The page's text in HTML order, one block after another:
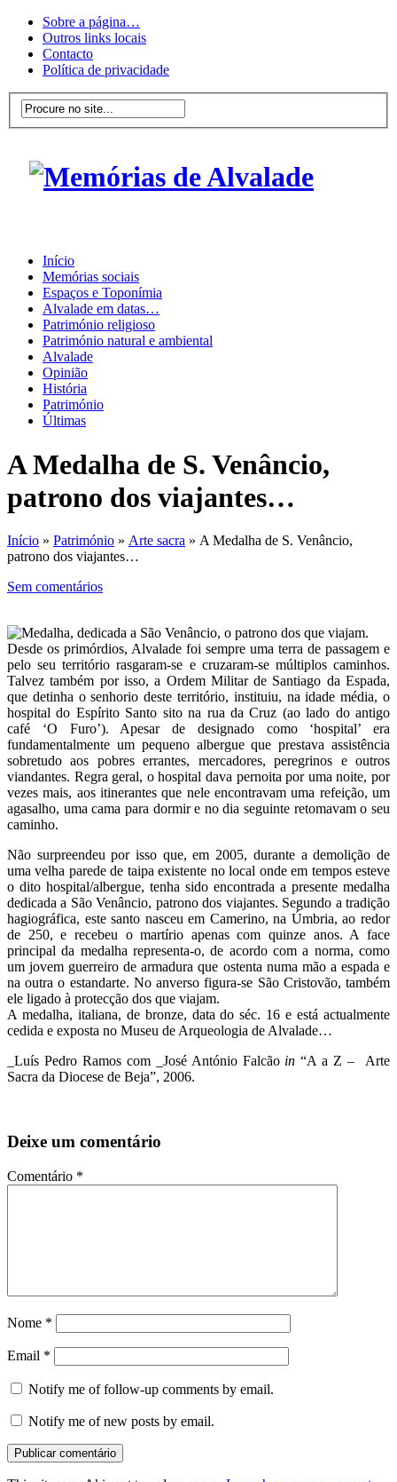
Sobre a página…
Outros links locais
Contacto
Política de privacidade
Início
Memórias sociais
Espaços e Toponímia
Alvalade em datas…
Património religioso
Património natural e ambiental
Alvalade
Opinião
História
Património
Últimas
A Medalha de S. Venâncio,
patrono dos viajantes…
Início » Património » Arte sacra » A Medalha de S. Venâncio,
patrono dos viajantes…
Sem comentários
Desde os primórdios, Alvalade foi sempre uma terra de passagem e
pelo seu território rasgaram-se e cruzaram-se múltiplos caminhos.
Talvez também por isso, a Ordem Militar de Santiago da Espada,
que detinha o senhorio deste território, instituiu, na idade média, o
hospital do Espírito Santo sito na rua da Cruz (ao lado do antigo
café ‘O Furo’). Apesar de designado como ‘hospital’ era
fundamentalmente um pequeno albergue que prestava assistência
sobretudo aos pobres errantes, mercadores, peregrinos e outros
viandantes. Regra geral, o hospital dava pernoita por uma noite, por
vezes mais, aos itinerantes que nele encontravam uma refeição, um
agasalho, uma cama para dormir e no dia seguinte retomavam o seu
caminho.
Não surpreendeu por isso que, em 2005, durante a demolição de
uma velha parede de taipa existente no local onde em tempos esteve
o dito hospital/albergue, tenha sido encontrada a presente medalha
dedicada a São Venâncio, patrono dos viajantes. Segundo a tradição
hagiográfica, este santo nasceu em Camerino, na Úmbria, ao redor
de 250, e recebeu o martírio apenas com quinze anos. A face
principal da medalha representa-o, de acordo com a norma, como
um jovem guerreiro de armadura que ostenta numa mão a espada e
na outra o estandarte. No anverso figura-se São Cristovão, também
ele ligado à protecção dos que viajam.
A medalha, italiana, de bronze, data do séc. 16 e está actualmente
cedida e exposta no Museu de Arqueologia de Alvalade…
_Luís Pedro Ramos com _José António Falcão in “A a Z – Arte
Sacra da Diocese de Beja”, 2006.
Deixe um comentário
Comentário *
Nome *
Email *
Notify me of follow-up comments by email.
Notify me of new posts by email.